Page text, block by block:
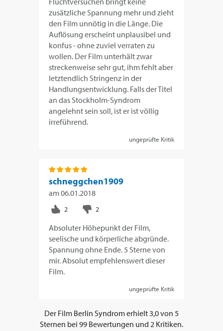
zusätzliche Spannung mehr und zieht
den Film unnötig in die Länge. Die
Auflösung erscheint unplausibel und
konfus - ohne zuviel verraten zu
wollen. Der Film unterhält zwar
streckenweise sehr gut, ihm fehlt aber
letztendlich Stringenz in der
Handlungsentwicklung. Falls der Titel
an das Stockholm-Syndrom
angelehnt sein soll, ist er ist völlig
irreführend.
ungeprüfte Kritik
schneggchen1909
am06.01.2018
Absoluter Höhepunkt der Film,
seelische und körperliche abgründe.
Spannung ohne Ende. 5 Sterne von
mir. Absolut empfehlenswert dieser
Film.
ungeprüfte Kritik
Der Film Berlin Syndromerhielt3,0von 5
Sternen bei 99 Bewertungen und 2 Kritiken.